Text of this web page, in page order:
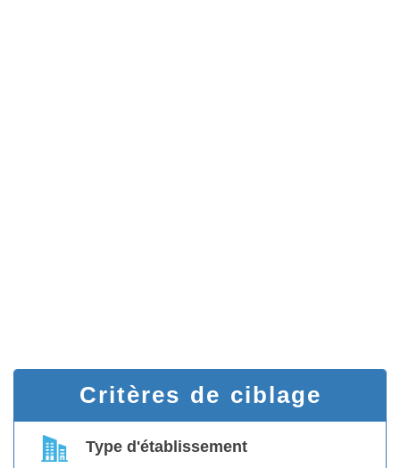
Critères de ciblage
Type d'établissement